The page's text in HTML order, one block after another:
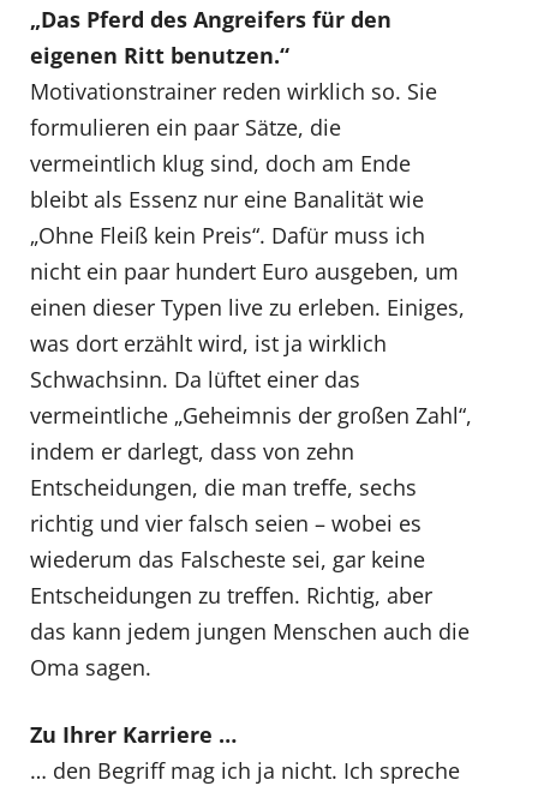
„Das Pferd des Angreifers für den
eigenen Ritt benutzen.“
Motivationstrainer reden wirklich so. Sie
formulieren ein paar Sätze, die
vermeintlich klug sind, doch am Ende
bleibt als Essenz nur eine Banalität wie
„Ohne Fleiß kein Preis“. Dafür muss ich
nicht ein paar hundert Euro ausgeben, um
einen dieser Typen live zu erleben. Einiges,
was dort erzählt wird, ist ja wirklich
Schwachsinn. Da lüftet einer das
vermeintliche „Geheimnis der großen Zahl“,
indem er darlegt, dass von zehn
Entscheidungen, die man treffe, sechs
richtig und vier falsch seien – wobei es
wiederum das Falscheste sei, gar keine
Entscheidungen zu treffen. Richtig, aber
das kann jedem jungen Menschen auch die
Oma sagen.
Zu Ihrer Karriere …
… den Begriff mag ich ja nicht. Ich spreche